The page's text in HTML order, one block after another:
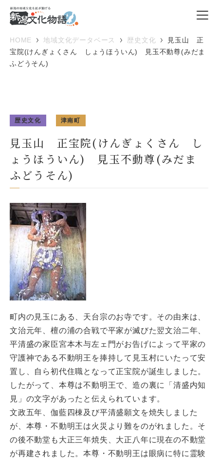
HOME 地域文化データベース 歴史文化
見玉山 正
宝院(けんぎょくさん しょうほういん) 見玉不動尊(みだま
ふどうそん)
歴史文化 津南町
見玉山 正宝院(けんぎょくさん し
ょうほういん) 見玉不動尊(みだま
ふどうそん)
町内の見玉にある、天台宗のお寺です。その由来は、
文治元年、檀の浦の合戦で平家が滅びた翌文治二年、
平清盛の家臣宮本木与左ェ門がお告げによって平家の
守護神である不動明王を捧持して見玉村にいたって安
置し、自ら初代住職となって正宝院が誕生しました。
したがって、本尊は不動明王で、造の裏に「清盛内知
見」の文字があったと伝えられています。
文政五年、伽藍四棟及び平清盛願文を焼失しました
が、本尊・不動明王は火災より難をのがれました。そ
の後不動堂も大正三年焼失、大正八年に現在の不動堂
が再建されました。本尊・不動明王は眼病に特に霊験